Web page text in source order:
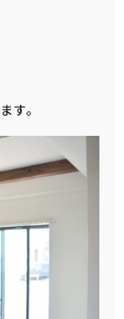
す。